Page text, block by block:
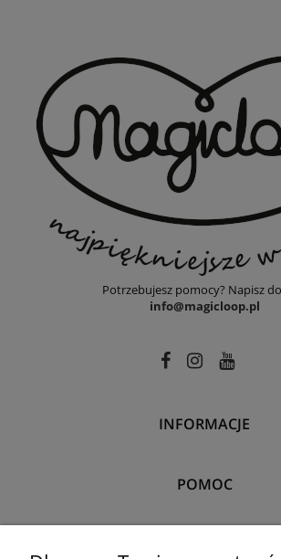
Potrzebujesz pomocy? Napisz
info@magicloop.pl
INFORMACJE
POMOC